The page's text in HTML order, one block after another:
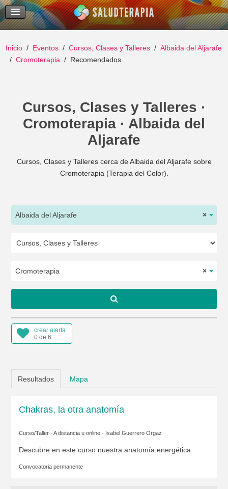
Temas Recientes
Buscar
Inicio Eventos Cursos, Clases y Talleres
Albaida del Aljarafe
Cromoterapia
Recomendados
Cursos, Clases y Talleres ·
Cromoterapia · Albaida del
Aljarafe
Cursos, Clases y Talleres cerca de Albaida del Aljarafe sobre
Cromoterapia (Terapia del Color).
×
Albaida del Aljarafe
×
Cromoterapia
crear alerta
0 de 6
Resultados Mapa
Chakras, la otra anatomía
Curso/Taller · A distancia u online · Isabel Guerrero Orgaz
Descubre en este curso nuestra anatomía energética.
Convocatoria permanente